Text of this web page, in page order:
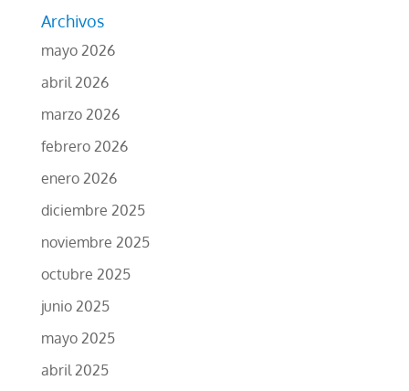
Archivos
mayo 2026
abril 2026
marzo 2026
febrero 2026
enero 2026
diciembre 2025
noviembre 2025
octubre 2025
junio 2025
mayo 2025
abril 2025